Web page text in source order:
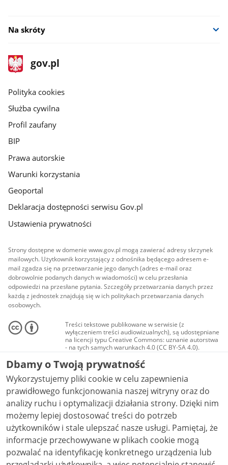
Na skróty
stopka
gov.pl
Strona
gov.pl
gov.pl
Polityka cookies
Służba cywilna
Profil zaufany
BIP
Prawa autorskie
Warunki korzystania
Geoportal
Deklaracja dostępności serwisu Gov.pl
Ustawienia prywatności
Strony dostępne w domenie www.gov.pl mogą zawierać adresy skrzynek
mailowych. Użytkownik korzystający z odnośnika będącego adresem e-
mail zgadza się na przetwarzanie jego danych (adres e-mail oraz
dobrowolnie podanych danych w wiadomości) w celu przesłania
odpowiedzi na przesłane pytania. Szczegóły przetwarzania danych przez
każdą z jednostek znajdują się w ich politykach przetwarzania danych
osobowych.
Treści tekstowe publikowane w serwisie (z
wyłączeniem treści audiowizualnych), są udostępniane
na licencji typu Creative Commons: uznanie autorstwa
- na tych samych warunkach 4.0 (CC BY-SA 4.0).
Materiały audiowizualne, w tym zdjęcia, materiały
audio i wideo, są udostępniane na licencji typu
Creative Commons: uznanie autorstwa użycie
niekomercyjne - bez utworów zależnych 4.0 (CC BY-
NC-ND 4.0), o ile nie jest to stwierdzone inaczej.
Dbamy o Twoją prywatność
Wykorzystujemy pliki cookie w celu zapewnienia
prawidłowego funkcjonowania naszej witryny oraz do
analizy ruchu i optymalizacji działania strony. Dzięki nim
możemy lepiej dostosować treści do potrzeb
użytkowników i stale ulepszać nasze usługi. Pamiętaj, że
informacje przechowywane w plikach cookie mogą
pozwalać na identyfikację konkretnego urządzenia lub